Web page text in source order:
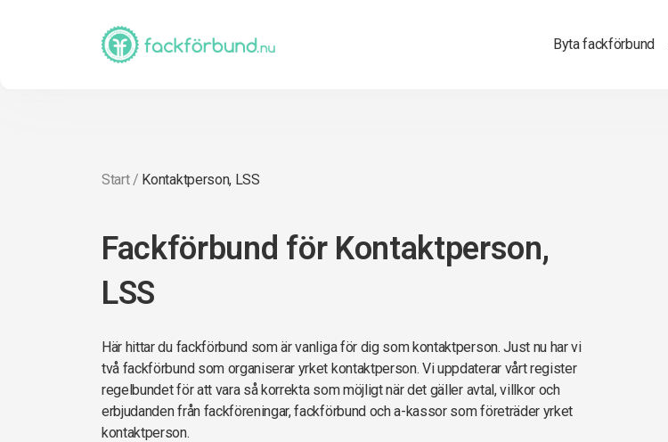
Byta fackförbund
Start/ Kontaktperson, LSS
Fackförbund för Kontaktperson,
LSS
Här hittar du fackförbund som är vanliga för dig som kontaktperson. Just nu har vi
två fackförbund som organiserar yrket kontaktperson. Vi uppdaterar vårt register
regelbundet för att vara så korrekta som möjligt när det gäller avtal, villkor och
erbjudanden från fackföreningar, fackförbund och a-kassor som företräder yrket
kontaktperson.